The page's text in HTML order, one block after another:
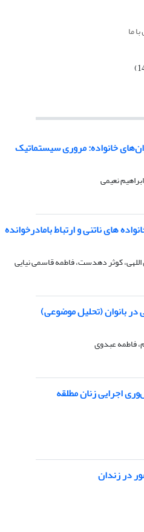
ما
خانواده: مروری سیستماتیک
نعیمی
های ناتنی و ارتباط بامادرخوانده
کوثر دهدست، فاطمه قاسمی نیایی
بانوان (تحلیل موضوعی)
فاطمه عبدوی
اجرایی زنان مطلقه
در زندان